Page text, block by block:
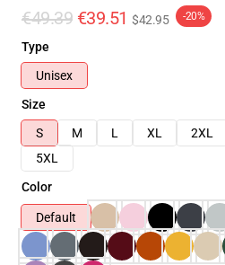
€49.39 €39.51 $42.95 -20%
Type
Unisex
Size
S
M L XL 2XL
5XL
Color
Default